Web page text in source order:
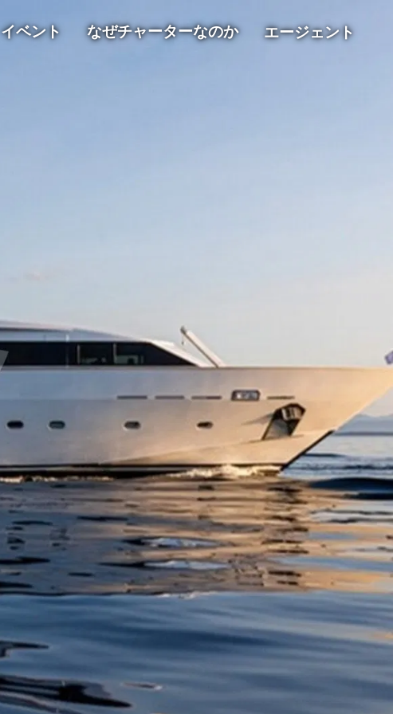
イベント なぜチャーターなのか エージェント